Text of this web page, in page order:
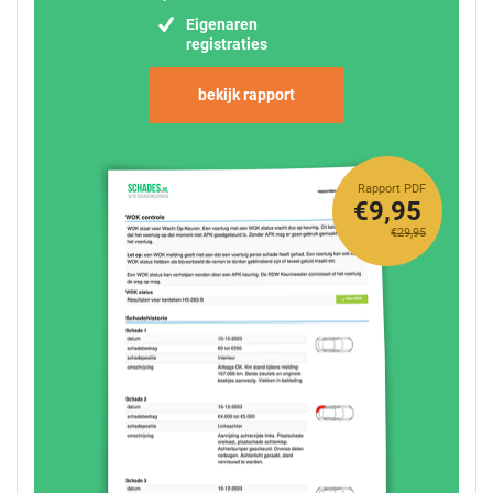
Eigenaren
registraties
bekijk rapport
Rapport PDF
€29,95
€9,95